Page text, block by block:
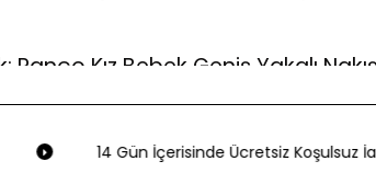
Panço Kız Bebek Geniş Yakalı
detaylı uzun kollu gömleği, zarafet ve rahatlığın
bu bej renkli gömlek, düğme detaylarıyla
14 Gün İçerisinde Ücretsiz Koşulsuz